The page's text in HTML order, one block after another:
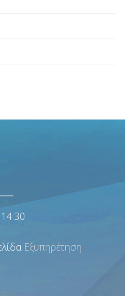
Εξυπηρέτηση